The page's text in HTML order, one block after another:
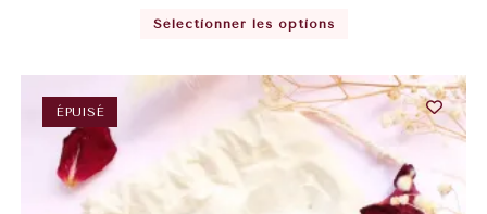
Sélectionner les options
ÉPUISÉ